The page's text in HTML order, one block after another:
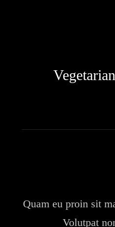
Quam eu proin sit
Volutpat